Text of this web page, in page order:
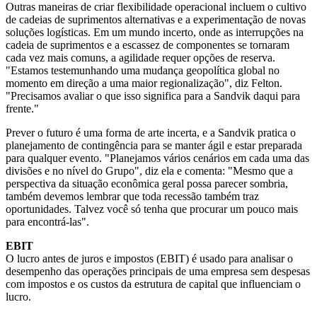
Outras maneiras de criar flexibilidade operacional incluem o cultivo
de cadeias de suprimentos alternativas e a experimentação de novas
soluções logísticas. Em um mundo incerto, onde as interrupções na
cadeia de suprimentos e a escassez de componentes se tornaram
cada vez mais comuns, a agilidade requer opções de reserva.
"Estamos testemunhando uma mudança geopolítica global no
momento em direção a uma maior regionalização", diz Felton.
"Precisamos avaliar o que isso significa para a Sandvik daqui para
frente."
Prever o futuro é uma forma de arte incerta, e a Sandvik pratica o
planejamento de contingência para se manter ágil e estar preparada
para qualquer evento. "Planejamos vários cenários em cada uma das
divisões e no nível do Grupo", diz ela e comenta: "Mesmo que a
perspectiva da situação econômica geral possa parecer sombria,
também devemos lembrar que toda recessão também traz
oportunidades. Talvez você só tenha que procurar um pouco mais
para encontrá-las".
EBIT
O lucro antes de juros e impostos (EBIT) é usado para analisar o
desempenho das operações principais de uma empresa sem despesas
com impostos e os custos da estrutura de capital que influenciam o
lucro.